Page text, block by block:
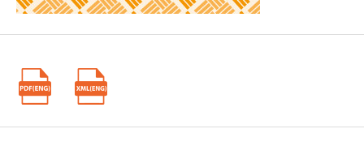
Journal of Business Ethics, 142(2), 369-383.
Beneish, M. D. (2001).
Perspective".Managerial Finance
https://doi.org/10.1108/03074350110767411